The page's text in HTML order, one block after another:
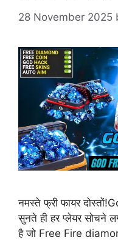
28 November 2025
नमस्ते फ्री फायर
सुनते ही हर प्लेयर सोचने
है जो Free Fire